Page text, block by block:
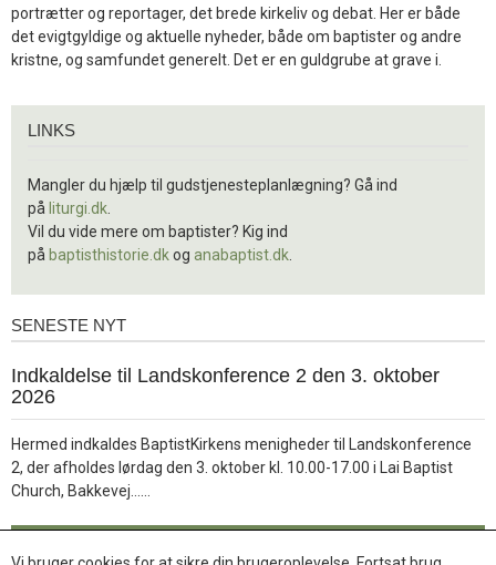
portrætter og reportager, det brede kirkeliv og debat. Her er både
det evigtgyldige og aktuelle nyheder, både om baptister og andre
kristne, og samfundet generelt. Det er en guldgrube at grave i.
LINKS
Mangler du hjælp til gudstjenesteplanlægning? Gå ind
på liturgi.dk
Vil du vide mere om baptister? Kig ind
på baptisthistorie.dkog anabaptist.dk
Seneste
SENESTE NYT
1.
jul.
Indkaldelse til Landskonference 2 den 3. oktober
2026
Hermed indkaldes BaptistKirkens menigheder til Landskonference
2, der afholdes lørdag den 3. oktober kl. 10.00-17.00 i Lai Baptist
Church, Bakkevej……
Læs mere